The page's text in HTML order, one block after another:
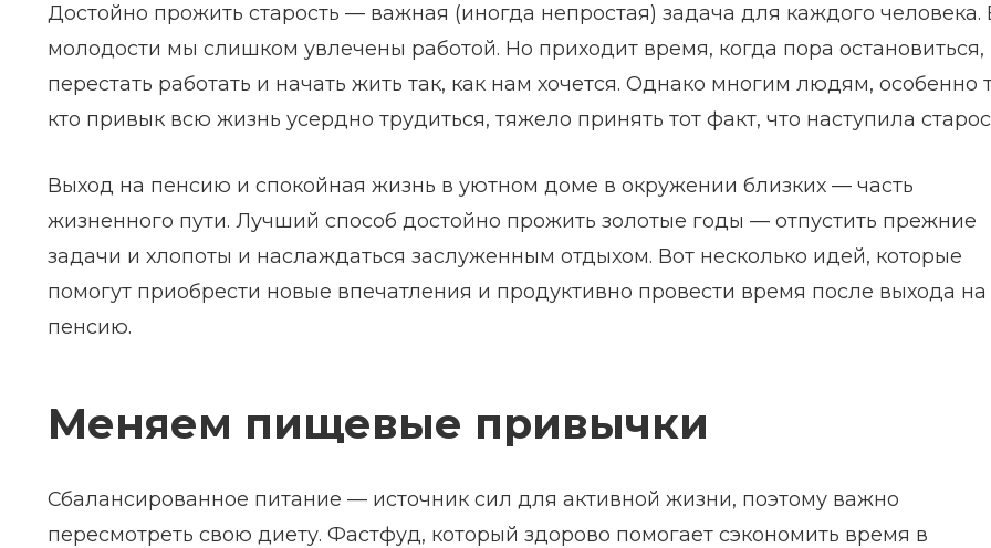
Достойно прожить старость — важная (иногда непростая) задача для каждого человека.
молодости мы слишком увлечены работой. Но приходит время, когда пора остановиться,
перестать работать и начать жить так, как нам хочется. Однако многим людям, особенно
кто привык всю жизнь усердно трудиться, тяжело принять тот факт, что наступила
Выход на пенсию и спокойная жизнь в уютном доме в окружении близких — часть
жизненного пути. Лучший способ достойно прожить золотые годы — отпустить прежние
задачи и хлопоты и наслаждаться заслуженным отдыхом. Вот несколько идей, которые
помогут приобрести новые впечатления и продуктивно провести время после выхода на
пенсию.
Меняем пищевые привычки
Сбалансированное питание — источник сил для активной жизни, поэтому важно
пересмотреть свою диету. Фастфуд, который здорово помогает сэкономить время в